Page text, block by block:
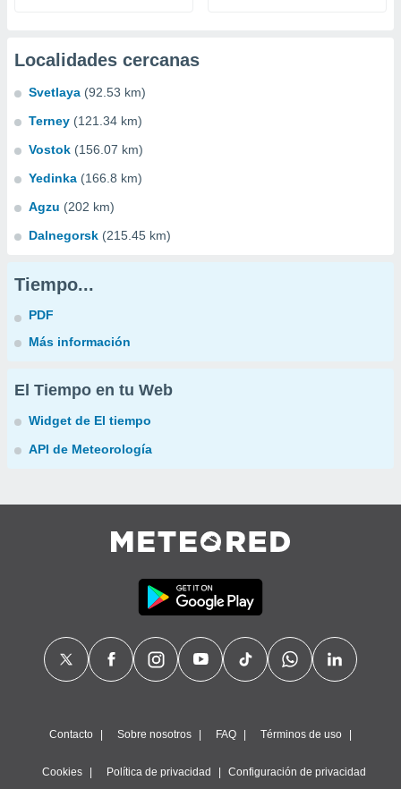
Localidades cercanas
Svetlaya (92.53 km)
Terney (121.34 km)
Vostok (156.07 km)
Yedinka (166.8 km)
Agzu (202 km)
Dalnegorsk (215.45 km)
Tiempo...
PDF
Más información
El Tiempo en tu Web
Widget de El tiempo
API de Meteorología
Contacto Sobre nosotros FAQ Términos de uso
Cookies Política de privacidad Configuración de privacidad